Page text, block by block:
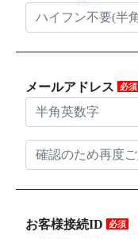
メールアドレス 必須
お客様接続ID 必須